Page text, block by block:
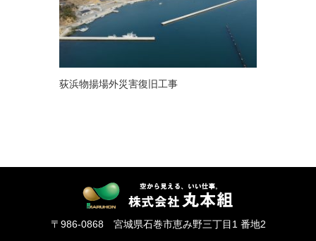
荻浜物揚場外災害復旧工事
〒986-0868 宮城県石巻市恵み野三丁目1 番地2